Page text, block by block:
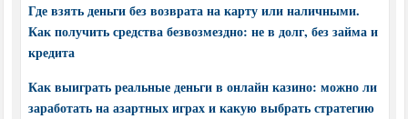
Где взять деньги без возврата на карту или наличными.
Как получить средства безвозмездно: не в долг, без займа и
кредита
Как выиграть реальные деньги в онлайн казино: можно ли
заработать на азартных играх и какую выбрать стратегию